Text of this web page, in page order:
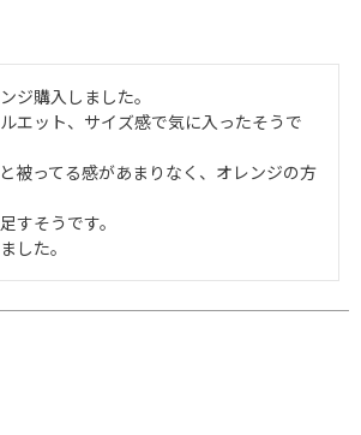
ジ購入しました。
エット、サイズ感で気に入ったそうで
被ってる感があまりなく、オレンジの方
すそうです。
した。